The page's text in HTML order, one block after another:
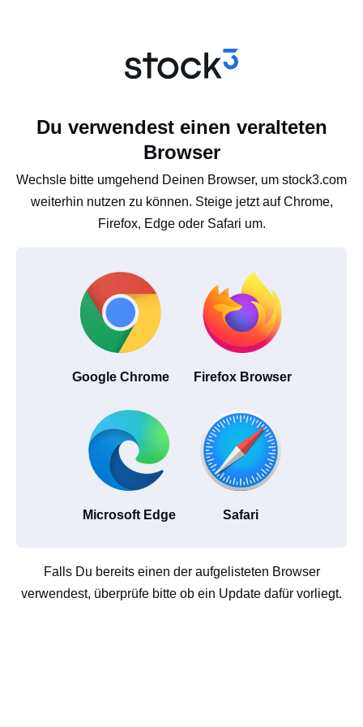
Du verwendest einen veralteten
Browser
Wechsle bitte umgehend Deinen Browser, um stock3.com
weiterhin nutzen zu können. Steige jetzt auf Chrome,
Firefox, Edge oder Safari um.
Google Chrome Firefox Browser
Microsoft Edge Safari
Falls Du bereits einen der aufgelisteten Browser
verwendest, überprüfe bitte ob ein Update dafür vorliegt.